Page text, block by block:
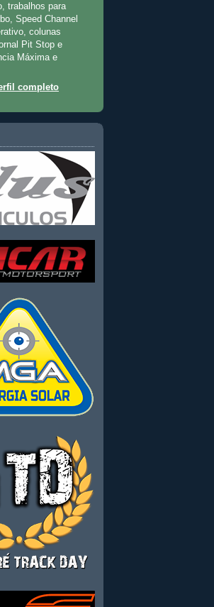
trabalhos para
Speed Channel
colunas
Pit Stop e
Máxima e
completo